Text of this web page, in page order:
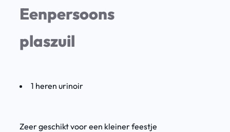
Eenpersoons
plaszuil
1 heren urinoir
Zeer geschikt voor een kleiner feestje